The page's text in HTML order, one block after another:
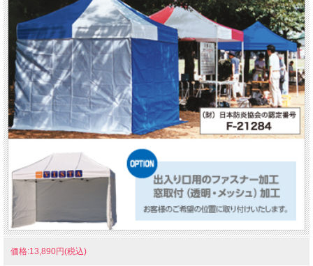
価格:13,890円(税込)